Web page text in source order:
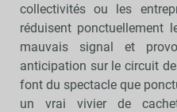
collectivités ou les
réduisent ponctuellement
mauvais signal et
anticipation sur le circuit
font du spectacle que
un vrai vivier de